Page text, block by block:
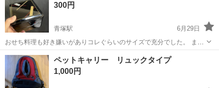
300円
青塚駅
6月29日
おせち料理も好き嫌いがありコレぐらいのサイズで充分でした。 まと
め割あります。
愛知 津島市 青塚駅 年中行事用品 おせち料理
ペットキャリー リュックタイプ
1,000円